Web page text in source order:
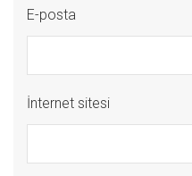
E-posta
İnternet sitesi